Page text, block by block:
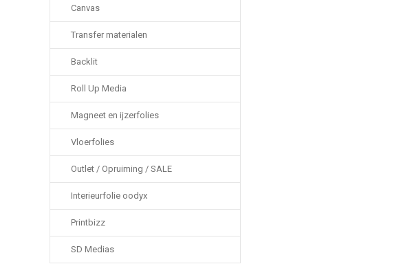
Canvas
Transfer materialen
Backlit
Roll Up Media
Magneet en ijzerfolies
Vloerfolies
Outlet / Opruiming / SALE
Interieurfolie oodyx
Printbizz
SD Medias